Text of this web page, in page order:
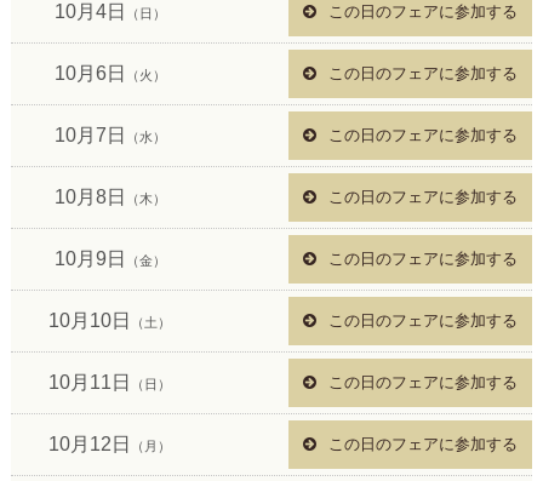
10月4日 （日） この日のフェアに参加する
10月6日 （火） この日のフェアに参加する
10月7日 （水） この日のフェアに参加する
10月8日 （木） この日のフェアに参加する
10月9日 （金） この日のフェアに参加する
10月10日 （土） この日のフェアに参加する
10月11日 （日） この日のフェアに参加する
10月12日 （月） この日のフェアに参加する